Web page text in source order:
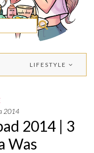
LIFESTYLE
2014
2014 | 3
Was